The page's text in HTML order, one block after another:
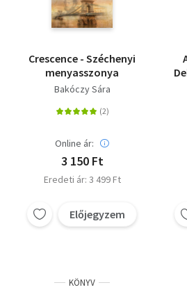
Crescence - Széchenyi
menyasszonya
Bakóczy Sára
Online ár:
3 150 Ft
Eredeti ár: 3 499 Ft
Előjegyzem
KÖNYV